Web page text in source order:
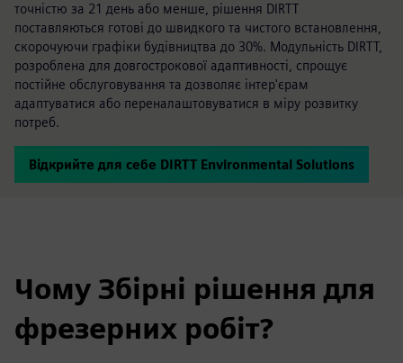
точністю за 21 день або менше, рішення DIRTT
поставляються готові до швидкого та чистого встановлення,
скорочуючи графіки будівництва до 30%. Модульність DIRTT,
розроблена для довгострокової адаптивності, спрощує
постійне обслуговування та дозволяє інтер'єрам
адаптуватися або переналаштовуватися в міру розвитку
потреб.
Відкрийте для себе DIRTT Environmental Solutions
Чому Збірні рішення для
фрезерних робіт?